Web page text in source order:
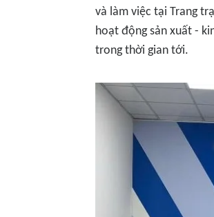
và làm việc tại Trang
hoạt động sản xuất -
trong thời gian tới.